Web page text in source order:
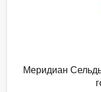
Меридиан